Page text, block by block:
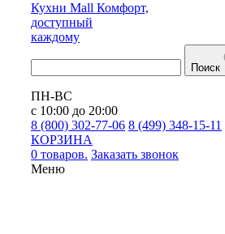
Кухни Mall Комфорт,
доступный
каждому
Поиск
ПН-ВС
с 10:00 до 20:00
8 (800) 302-77-06 8 (499) 348-15-11
КОРЗИНА
0 товаров. Заказать звонок
Меню